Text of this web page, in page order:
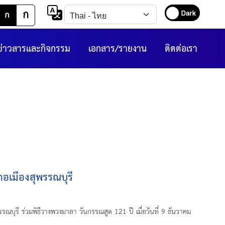
ก ก
ติดต่อเรา
เอกสาร/รายงาน
วสารและกิจกรรม
เมืองสุพรรณบุรี
ร่วมพิธีวางพวงมาลา วันกรรณสูต 121 ปี เมื่อวันที่ 9 ธันวาคม